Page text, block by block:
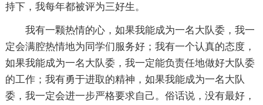
持下，我每年都被评为三好生。
我有一颗热情的心，如果我能成为一名大队委，我一
定会满腔热情地为同学们服务好；我有一个认真的态度，
如果我能成为一名大队委，我一定能负责任地做好大队委
的工作；我有勇于进取的精神，如果我能成为一名大队
委，我一定会进一步严格要求自己。俗话说，没有最好，